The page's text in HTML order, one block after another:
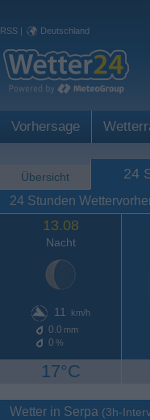
RSS | Deutschland
Vorhersage
Übersicht 24
24 Stunden
13.08
Nacht
11 km/h
0.0 mm
0 %
17°C
Wetter in Serpa (3h-